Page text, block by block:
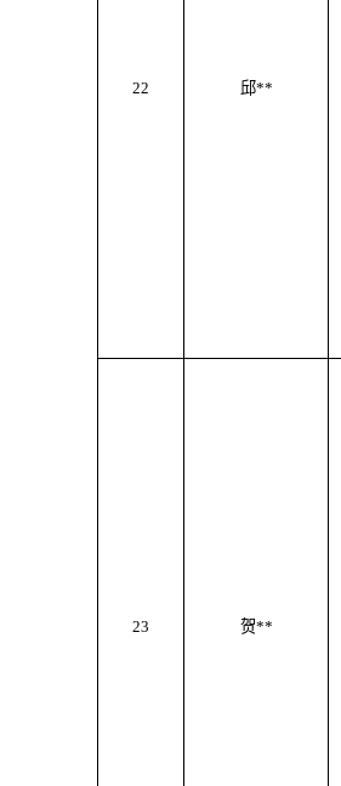
22 邱**
23 贺**